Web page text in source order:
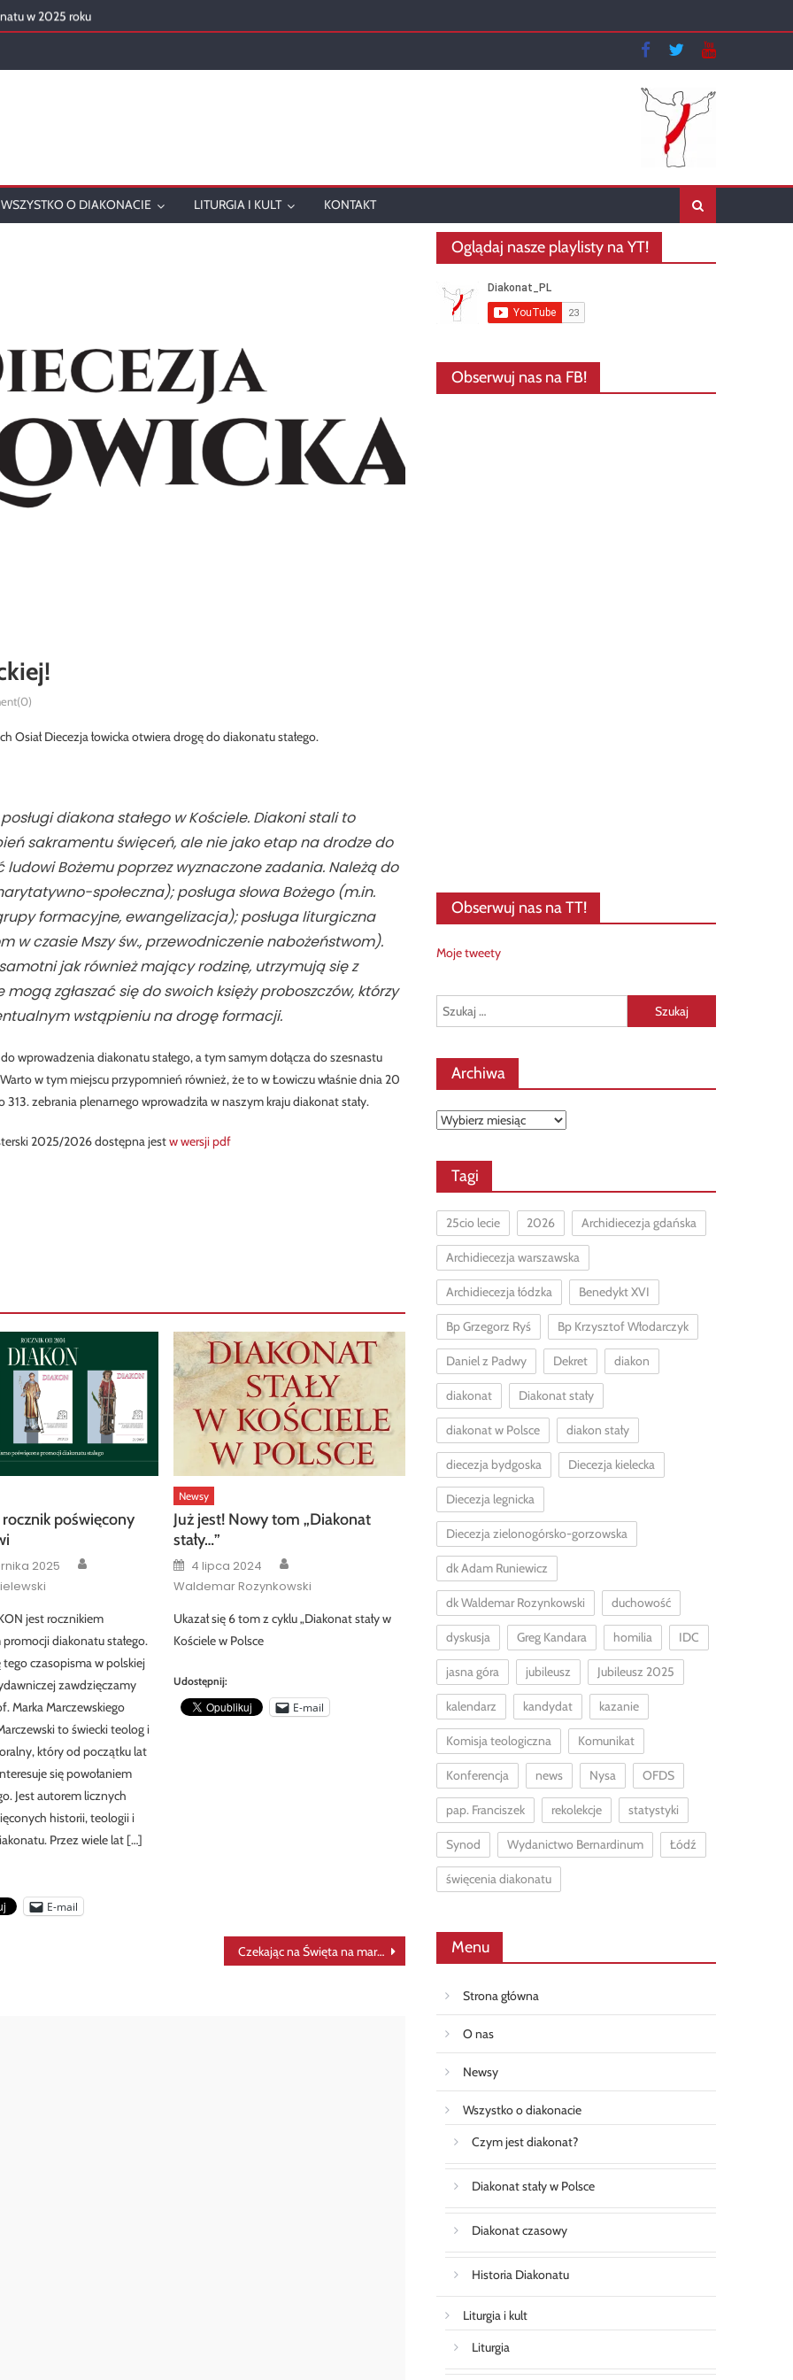
w 2025 roku
WSZYSTKO O DIAKONACIE LITURGIA I KULT KONTAKT
Osiał Diecezja łowicka otwiera drogę do diakonatu stałego.
diakona stałego w Kościele. Diakoni stali to
sakramentu święceń, ale nie jako etap na drodze do
ludowi Bożemu poprzez wyznaczone zadania. Należą do
społeczna); posługa słowa Bożego (m.in.
formacyjne, ewangelizacja); posługa liturgiczna
w czasie Mszy św., przewodniczenie nabożeństwom).
jak również mający rodzinę, utrzymują się z
zgłaszać się do swoich księży proboszczów, którzy
wstąpieniu na drogę formacji.
wprowadzenia diakonatu stałego, a tym samym dołącza do szesnastu
w tym miejscu przypomnień również, że to w Łowiczu właśnie dnia 20
zebrania plenarnego wprowadziła w naszym kraju diakonat stały.
2025/2026 dostępna jestw wersji pdf
poświęcony
2025
jest rocznikiem
diakonatu stałego.
tego czasopisma w polskiej
zawdzięczamy
Marka Marczewskiego
to świecki teolog i
który od początku lat
się powołaniem
Jest autorem licznych
historii, teologii i
Przez wiele lat […]
E-mail
Newsy
Już jest! Nowy tom „Diakonat
stały…”
Posted
on
4 lipca 2024
Waldemar Rozynkowski
Ukazał się 6 tom z cyklu „Diakonat stały w
Kościele w Polsce
Udostępnij:
E-mail
Czekając na Święta na marginesie
Oglądaj nasze playlisty na YT!
Obserwuj nas na FB!
Obserwuj nas na TT!
Moje tweety
Szukaj:
Archiwa
Archiwa
Tagi
25cio lecie 2026 Archidiecezja gdańska
Archidiecezja warszawska
Archidiecezja łódzka Benedykt XVI
Bp Grzegorz Ryś Bp Krzysztof Włodarczyk
Daniel z Padwy Dekret diakon
diakonat Diakonat stały
diakonat w Polsce diakon stały
diecezja bydgoska Diecezja kielecka
Diecezja legnicka
Diecezja zielonogórsko-gorzowska
dk Adam Runiewicz
dk Waldemar Rozynkowski duchowość
dyskusja Greg Kandara homilia IDC
jasna góra jubileusz Jubileusz 2025
kalendarz kandydat kazanie
Komisja teologiczna Komunikat
Konferencja news Nysa OFDS
pap. Franciszek rekolekcje statystyki
Synod Wydanictwo Bernardinum Łódź
święcenia diakonatu
Menu
Strona główna
O nas
Newsy
Wszystko o diakonacie
Czym jest diakonat?
Diakonat stały w Polsce
Diakonat czasowy
Historia Diakonatu
Liturgia i kult
Liturgia